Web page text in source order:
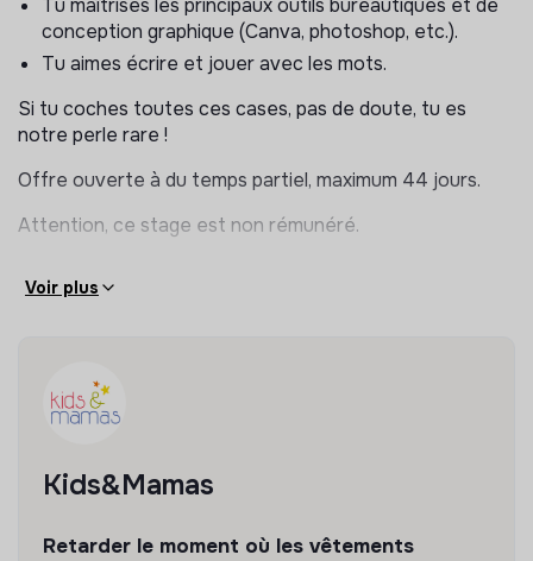
marketing.
Web & Réseaux Sociaux
Animer nos différents Réseaux Sociaux (calendrier
éditorial, préparation de posts, monitoring des
et créer des visuels ou des vidéos attractives pour
Identifier des thématiques et rédiger des contenus
partenaires, contenus liés à la parentalité et à
Kids&Mamas en optimisant les contenus et en
affinant la stratégie SEO.
Enrichir un fichier de contacts presse à jour dans le
responsable.
Tu maîtrises les principaux outils bureautiques et de
conception graphique (Canva, photoshop, etc.).
Tu aimes écrire et jouer avec les mots.
Si tu coches toutes ces cases, pas de doute, tu es
notre perle rare !
Offre ouverte à du temps partiel, maximum 44 jours.
Attention, ce stage est non rémunéré.
Voir plus
Kids&Mamas
Retarder le moment où les vêtements